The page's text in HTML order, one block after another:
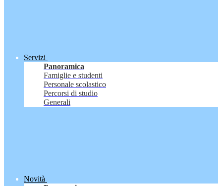
Servizi
Panoramica
Famiglie e studenti
Personale scolastico
Percorsi di studio
Generali
Novità